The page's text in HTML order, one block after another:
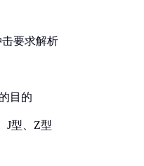
要求解析
目的
J型、Z型